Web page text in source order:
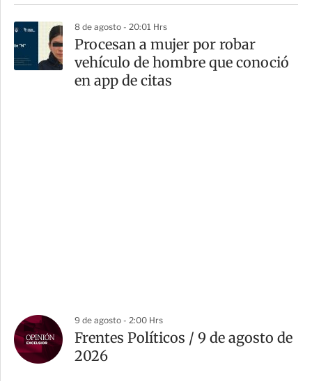
8 de agosto - 20:01 Hrs
Procesan a mujer por robar
vehículo de hombre que conoció
en app de citas
9 de agosto - 2:00 Hrs
Frentes Políticos / 9 de agosto de
2026